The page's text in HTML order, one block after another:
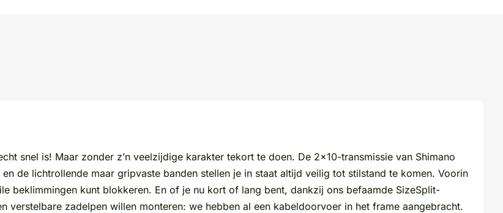
snel is! Maar zonder z’n veelzijdige karakter tekort te doen. De 2×10-transmissie van Shimano
de lichtrollende maar gripvaste banden stellen je in staat altijd veilig tot stilstand te komen. Voorin
beklimmingen kunt blokkeren. En of je nu kort of lang bent, dankzij ons befaamde SizeSplit-
verstelbare zadelpen willen monteren: we hebben al een kabeldoorvoer in het frame aangebracht.